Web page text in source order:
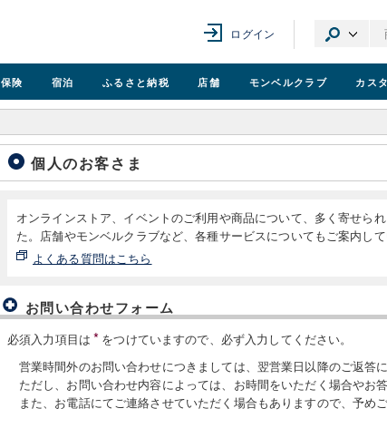
ログイン
保険 宿泊 ふるさと納税 店舗 モンベルクラブ カス
個人のお客さま
オンラインストア、イベントのご利用や商品について、多く寄せら
た。店舗やモンベルクラブなど、各種サービスについてもご案内して
よくある質問はこちら
お問い合わせフォーム
必須入力項目は * をつけていますので、必ず入力してください。
営業時間外のお問い合わせにつきましては、翌営業日以降のご返答に
ただし、お問い合わせ内容によっては、お時間をいただく場合やお
また、お電話にてご連絡させていただく場合もありますので、予めご